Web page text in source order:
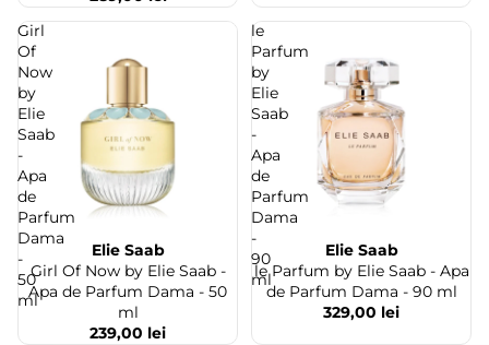
Girl
Of
Now
by
Elie
Saab
-
Apa
de
Parfum
Dama
-
50
ml
Stoc epuizatElie Saab
Girl Of Now by Elie Saab -
Apa de Parfum Dama - 50
ml
239,00 lei
le
Parfum
by
Elie
Saab
-
Apa
de
Parfum
Dama
-
90
ml
Stoc epuizatElie Saab
le Parfum by Elie Saab - Apa
de Parfum Dama - 90 ml
329,00 lei